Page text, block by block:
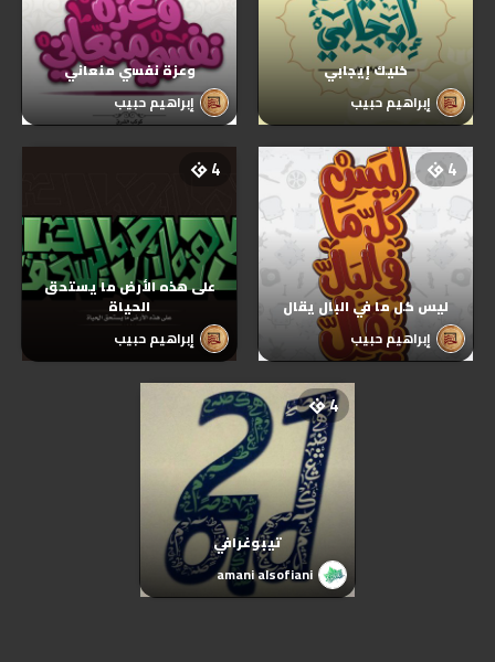
خليك إيجابي
إبراهيم حبيب
وعزة نفسي منعاني
إبراهيم حبيب
4
ليس كل ما في البال يقال
إبراهيم حبيب
4
على هذه الأرض ما يستحق
الحياة
إبراهيم حبيب
amani alsofiani
4
amani alsofiani